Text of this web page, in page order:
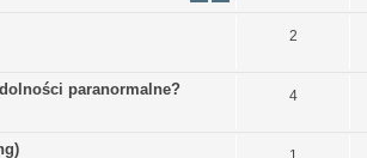
2
paranormalne? 4